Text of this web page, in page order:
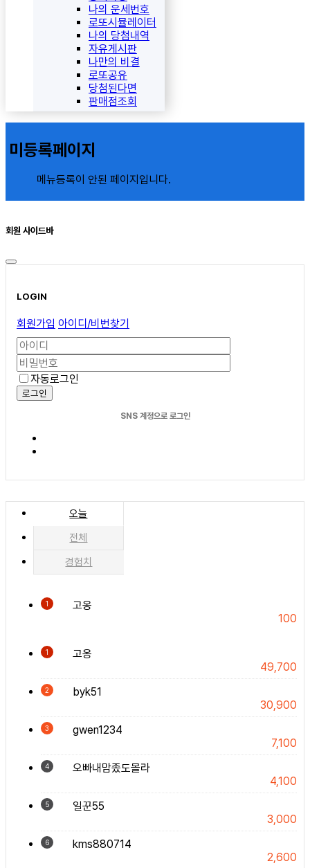
나의 운세번호
로또시뮬레이터
나의 당첨내역
자유게시판
나만의 비결
로또공유
당첨된다면
판매점조회
미등록페이지
메뉴등록이 안된 페이지입니다.
회원 사이드바
LOGIN
회원가입 아이디/비번찾기
자동로그인
로그인
SNS 계정으로 로그인
오늘
전체
경험치
1
고옹
100
1
고옹
49,700
2
byk51
30,900
3
gwen1234
7,100
4
오빠내맘좄도몰라
4,100
5
일꾼55
3,000
6
kms880714
2,600